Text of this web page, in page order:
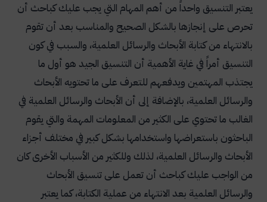
يعتبر التنسيق واحداً من أهم المهام التي يجب عليك كباحث أن
تحرص على إنجازها بالشكل الصحيح والمناسب بعد أن تقوم
بالانتهاء من كتابة الأبحاث والرسائل العلمية، والسبب في كون
التنسيق أمراً في غاية الأهمية أن التنسيق الجيد هو أول ما
يجتذب المهتمين ويدفعهم للتعرف على ما تحتويه الأبحاث
والرسائل العلمية، بالإضافة إلى أن الأبحاث والرسائل العلمية في
الغالب ما تحتوي على الكثير من المعلومات المهمة والتي يقوم
الباحثون باستعراضها واستخدامها بشكل كبير في مختلف أجزاء
الأبحاث والرسائل العلمية، لذلك وللكثير من الأسباب الأخرى كان
من الواجب عليك كباحث أن تعمل على تنسيق الأبحاث
والرسائل العلمية بعد الانتهاء من عملية الكتابة، كما يعتبر